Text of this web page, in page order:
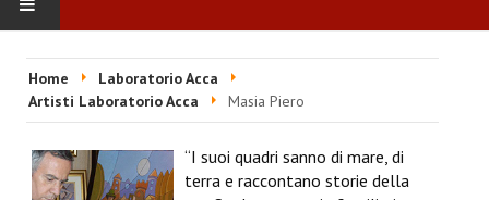
HOME
EVENTI & FIERE
RIVISTA
Home
Laboratorio Acca
Artisti Laboratorio Acca
Masia Piero
“I suoi quadri sanno di mare, di
terra e raccontano storie della